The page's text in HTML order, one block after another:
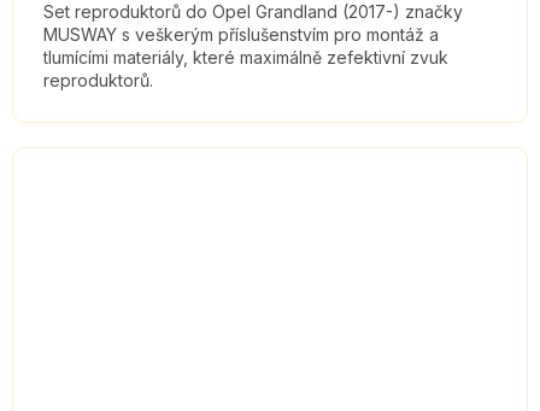
Set reproduktorů do Opel Grandland (2017-) značky
MUSWAY s veškerým příslušenstvím pro montáž a
tlumícími materiály, které maximálně zefektivní zvuk
reproduktorů.